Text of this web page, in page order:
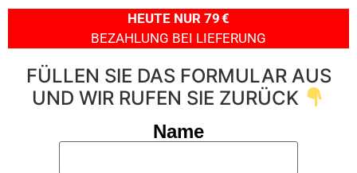
HEUTE NUR 79 €
BEZAHLUNG BEI LIEFERUNG
FÜLLEN SIE DAS FORMULAR AUS
UND WIR RUFEN SIE ZURÜCK
Name